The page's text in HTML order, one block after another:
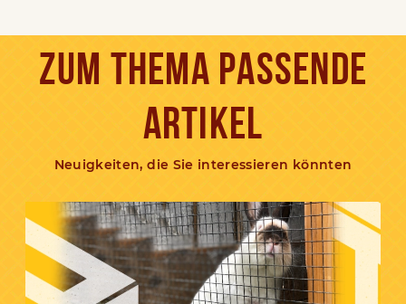
ZUM THEMA PASSENDE
ARTIKEL
Neuigkeiten, die Sie interessieren könnten